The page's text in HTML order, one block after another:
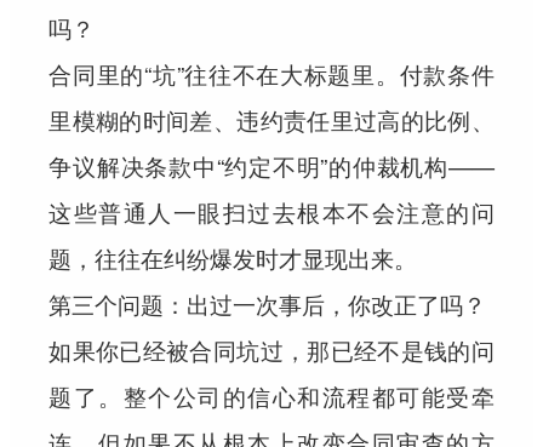
吗？
合同里的“坑”往往不在大标题里。付款条件
里模糊的时间差、违约责任里过高的比例、
争议解决条款中“约定不明”的仲裁机构——
这些普通人一眼扫过去根本不会注意的问
题，往往在纠纷爆发时才显现出来。
第三个问题：出过一次事后，你改正了吗？
如果你已经被合同坑过，那已经不是钱的问
题了。整个公司的信心和流程都可能受牵